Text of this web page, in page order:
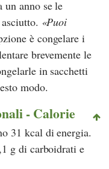
un anno se le
Puoi
è congelare i
brevemente le
in sacchetti
modo.
- Calorie
31 kcal di energia.
g di carboidrati e